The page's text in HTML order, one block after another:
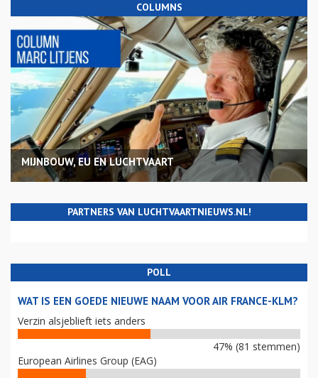
COLUMNS
MIJNBOUW, EU EN LUCHTVAART
PARTNERS VAN LUCHTVAARTNIEUWS.NL!
POLL
WAT IS EEN GOEDE NIEUWE NAAM VOOR AIR FRANCE-KLM?
Verzin alsjeblieft iets anders
47% (81 stemmen)
European Airlines Group (EAG)